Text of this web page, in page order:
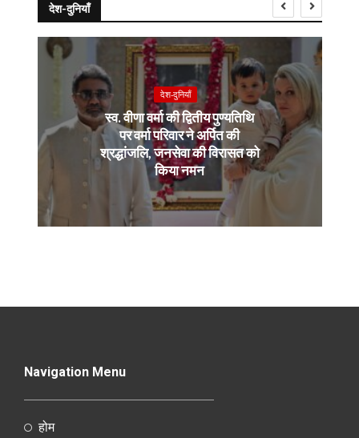
देश-दुनियाँ
देश-दुनियाँ
स्व. वीणा वर्मा की द्वितीय पुण्यतिथि
पर वर्मा परिवार ने अर्पित की
श्रद्धांजलि, जनसेवा की विरासत को
किया नमन
Navigation Menu
होम